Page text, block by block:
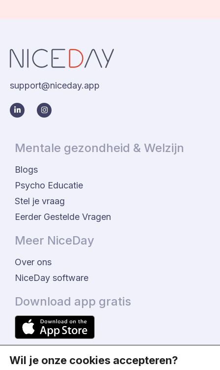
support@niceday.app
Mentale gezondheid & Welzijn
Blogs
Psycho Educatie
Stel je vraag
Eerder Gestelde Vragen
Meer NiceDay
Over ons
NiceDay software
Download app gratis
Wil je onze cookies accepteren?